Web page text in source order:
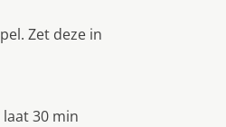
Zet deze in
30 min